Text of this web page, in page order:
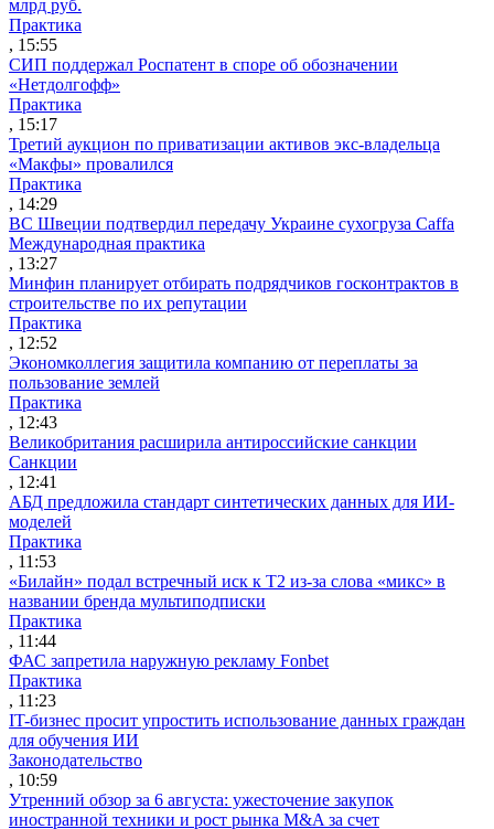
млрд руб.
Практика
, 15:55
СИП поддержал Роспатент в споре об обозначении
«Нетдолгофф»
Практика
, 15:17
Третий аукцион по приватизации активов экс-владельца
«Макфы» провалился
Практика
, 14:29
ВС Швеции подтвердил передачу Украине сухогруза Caffa
Международная практика
, 13:27
Минфин планирует отбирать подрядчиков госконтрактов в
строительстве по их репутации
Практика
, 12:52
Экономколлегия защитила компанию от переплаты за
пользование землей
Практика
, 12:43
Великобритания расширила антироссийские санкции
Санкции
, 12:41
АБД предложила стандарт синтетических данных для ИИ-
моделей
Практика
, 11:53
«Билайн» подал встречный иск к Т2 из-за слова «микс» в
названии бренда мультиподписки
Практика
, 11:44
ФАС запретила наружную рекламу Fonbet
Практика
, 11:23
IT-бизнес просит упростить использование данных граждан
для обучения ИИ
Законодательство
, 10:59
Утренний обзор за 6 августа: ужесточение закупок
иностранной техники и рост рынка M&A за счет